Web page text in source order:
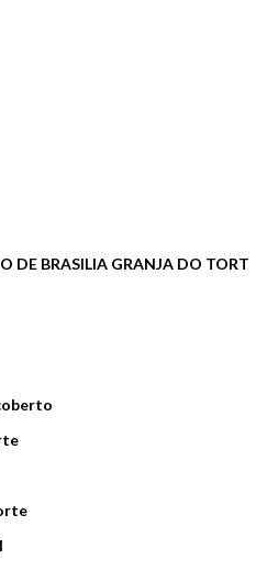
DE BRASILIA GRANJA DO TORT